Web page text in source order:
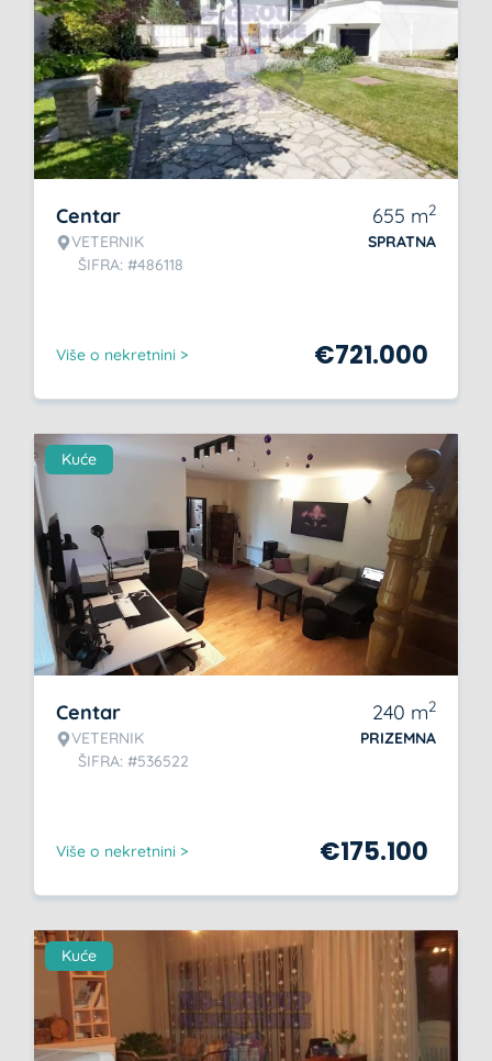
Centar
VETERNIK
ŠIFRA: #486118
655 m2
SPRATNA
Više o nekretnini > €721.000
Kuće
Centar
VETERNIK
ŠIFRA: #536522
240 m2
PRIZEMNA
Više o nekretnini > €175.100
Kuće